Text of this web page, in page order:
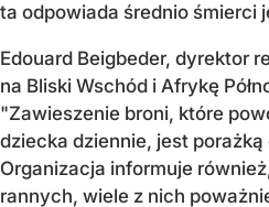
ta odpowiada średnio śmierci
Edouard Beigbeder, dyrektor
na Bliski Wschód i Afrykę
"Zawieszenie broni, które
dziecka dziennie, jest porażką
Organizacja informuje
rannych, wiele z nich